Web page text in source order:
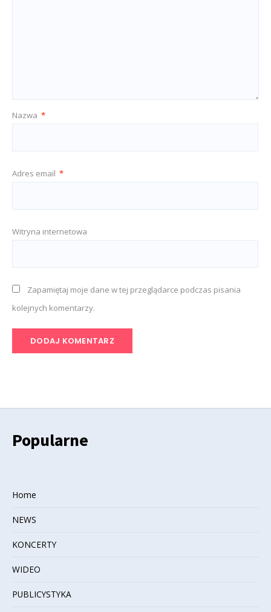
Nazwa *
Adres email *
Witryna internetowa
Zapamiętaj moje dane w tej przeglądarce podczas pisania
kolejnych komentarzy.
Popularne
Home
NEWS
KONCERTY
WIDEO
PUBLICYSTYKA